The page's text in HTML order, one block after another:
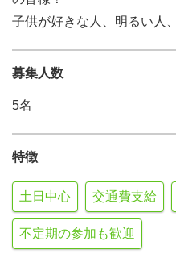
子供が好きな人、明るい人
募集人数
5名
特徴
土日中心 交通費支給
不定期の参加も歓迎